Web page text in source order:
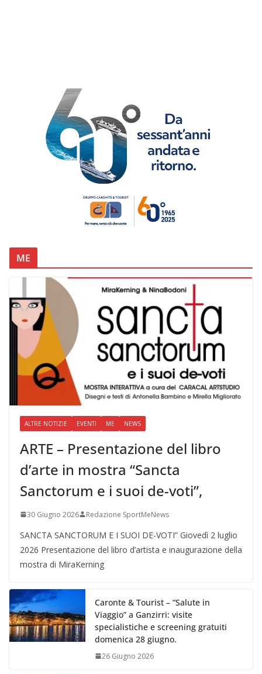
ME
ALTRE NOTIZIE EVENTI ME NEWS
ARTE – Presentazione del libro
d’arte in mostra “Sancta
Sanctorum e i suoi de-voti”,
30 Giugno 2026 Redazione SportMeNews
SANCTA SANCTORUM E I SUOI DE-VOTI” Giovedì 2 luglio
2026 Presentazione del libro d’artista e inaugurazione della
mostra di MiraKerning
Caronte & Tourist – “Salute in
Viaggio” a Ganzirri: visite
specialistiche e screening gratuiti
domenica 28 giugno.
26 Giugno 2026